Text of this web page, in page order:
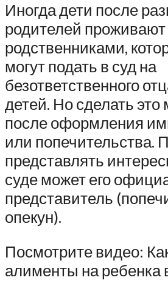
Иногда дети после
родителей проживают
родственниками,
могут подать в суд на
безответственного
детей. Но сделать это
после оформления
или попечительства.
представлять
суде может его
представитель
опекун).
Посмотрите видео:
алименты на ребенка